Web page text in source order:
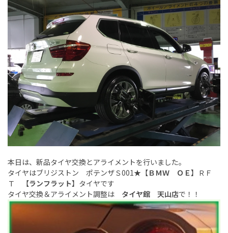
本日は、新品タイヤ交換とアライメントを行いました。
タイヤはブリジストン ポテンザＳ001★ 【ＢＭＷ ＯＥ】ＲＦ
Ｔ 【ランフラット】タイヤです
タイヤ交換＆アライメント調整は タイヤ館 天山店で！！